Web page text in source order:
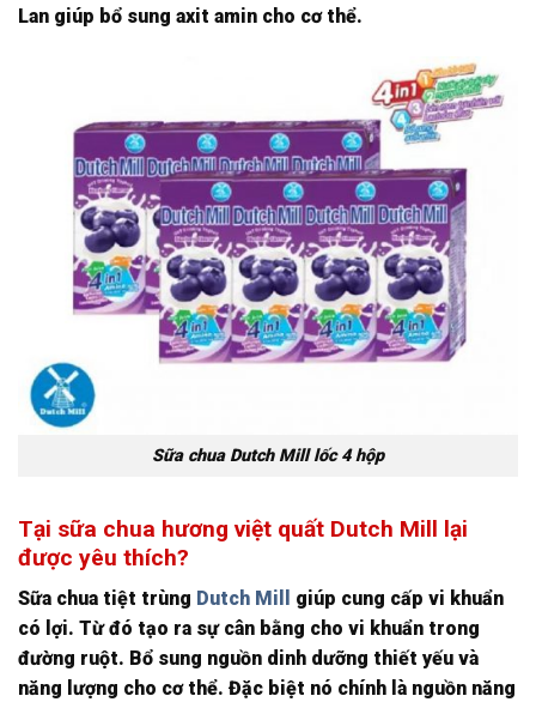
Lan giúp bổ sung axit amin cho cơ thể.
Sữa chua Dutch Mill lốc 4 hộp
Tại sữa chua hương việt quất Dutch Mill lại
được yêu thích?
Sữa chua tiệt trùng Dutch Mill
giúp cung cấp vi khuẩn
có lợi. Từ đó tạo ra sự cân bằng cho vi khuẩn trong
đường ruột. Bổ sung nguồn dinh dưỡng thiết yếu và
năng lượng cho cơ thể. Đặc biệt nó chính là nguồn năng